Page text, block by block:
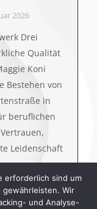
2026
Drei
Qualität
Koni
Bestehen von
in
beruflichen
Leidenschaft
erforderlich sind um
Wir
und Analyse-